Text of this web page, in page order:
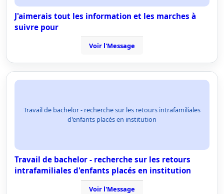
J'aimerais tout les information et les marches à
suivre pour
Voir l'Message
Travail de bachelor - recherche sur les retours intrafamiliales
d'enfants placés en institution
Travail de bachelor - recherche sur les retours
intrafamiliales d'enfants placés en institution
Voir l'Message